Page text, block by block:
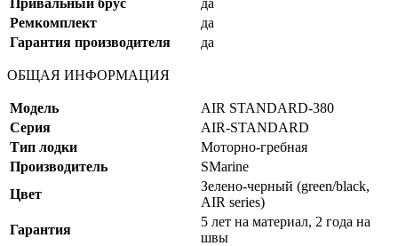
Ремкомплект
да
Гарантия производителя
да
ОБЩАЯ ИНФОРМАЦИЯ
Модель
AIR STANDARD-380
Серия
AIR-STANDARD
Тип лодки
Моторно-гребная
Производитель
SMarine
Цвет
Зелено-черный (green/black,
AIR series)
Гарантия
5 лет на материал, 2 года на
швы